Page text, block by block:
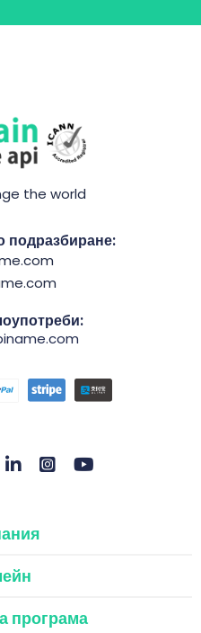
the world
подразбиране:
програма